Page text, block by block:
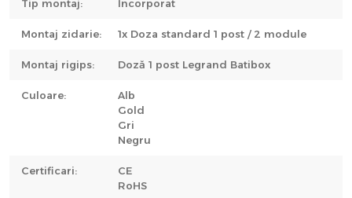
Tip montaj: Incorporat
Montaj zidarie: 1x Doza standard 1 post / 2 module
Montaj rigips: Doză 1 post Legrand Batibox
Culoare:
Alb
Gold
Gri
Negru
Certificari:
CE
RoHS